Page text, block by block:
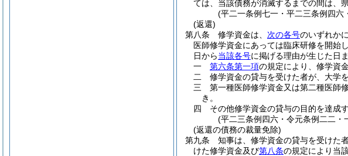
ては、当該債務が消滅するまでの間は、
(平二一条例七一・平二三条例四
(返還)
第八条
修学資金は、 次の各号のいずれか
医師修学資金にあっては臨床研修を開始
日から当該各号に掲げる理由が生じた日
一
第六条第一項の規定により、修学資
二
修学資金の貸与を受けた者が、大学
三
第一種医師修学資金又は第二種医師
き。
四
その他修学資金の貸与の目的を達成
(平二三条例四六・令元条例二二・
(返還の債務の裁量免除)
第九条
知事は、修学資金の貸与を受けた者
けた修学資金及び第八条の規定により当